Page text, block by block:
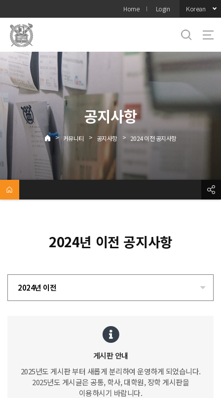
메뉴
Home Login Korean
공지사항
> 커뮤니티 > 공지사항 > 2024 이전 공지사항
2024년 이전 공지사항
2024년 이전
게시판 안내
2025년도 게시판 부터 새롭게 분리하여 운영하게 되었습니다.
2025년도 게시글은 공통, 학사, 대학원, 장학 게시판을
이용하시기 바랍니다.